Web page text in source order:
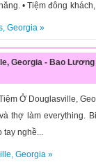
• Tiệm đông
, Georgia»
Georgia - Bao
Ở Douglasville,
thợ làm everything.
tay nghề...
, Georgia»